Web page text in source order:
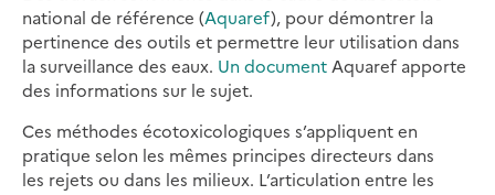
national de référence (Aquaref), pour démontrer la
pertinence des outils et permettre leur utilisation dans
la surveillance des eaux. Un documentAquaref apporte
des informations sur le sujet.
Ces méthodes écotoxicologiques s’appliquent en
pratique selon les mêmes principes directeurs dans
les rejets ou dans les milieux. L’articulation entre les